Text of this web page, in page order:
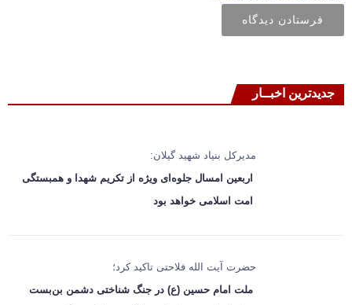
جدیدترین اخبــار
مدیرکل بنیاد شهید گیلان:
اربعین امسال جلوه‌ای ویژه از تکریم شهدا و همبستگی
امت اسلامی خواهد بود
حضرت آیت الله فلاحتی تاکید کرد؛
ملت امام حسین (ع) در جنگ شناختی دشمن بن‌بست